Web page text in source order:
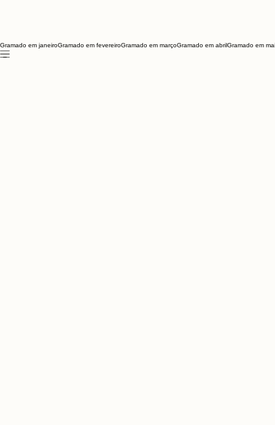
Gramado em janeiroGramado em fevereiroGramado em marçoGramado em abrilGramado em